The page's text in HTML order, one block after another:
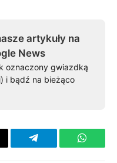
artykuły na
News
oznaczony gwiazdką
i bądź na bieżąco
Telegram